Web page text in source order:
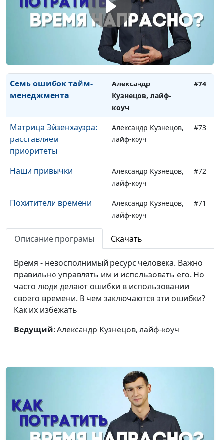
Планирование целей на
Александр Кузнецов,
лайф-коуч
#76
не ошибиться?
Александр Кузнецов,
лайф-коуч
Семь ошибок тайм-
менеджмента
Александр
Кузнецов, лайф-
коуч
#74
Матрица Эйзенхауэра:
расставляем
приоритеты
Александр Кузнецов,
лайф-коуч
#73
Наши привычки
Александр Кузнецов,
лайф-коуч
#72
Похитители времени
Александр Кузнецов,
лайф-коуч
#71
Справиться с
прокрастинацией
Александр Кузнецов,
лайф-коуч
Как найти баланс в
жизни?
Александр Кузнецов,
лайф-коуч
#69
Мне лень! Что делать?
Александр Кузнецов,
#68
Где найти
Александр Кузнецов,
Александр Кузнецов,
лайф-коуч
Цели: от постановки до
достижения
Александр Кузнецов,
лайф-коуч
Принцип 80/20
Александр Кузнецов,
#64
Описание програмы Скачать
Время - невосполнимый ресурс человека. Важно
правильно управлять им и использовать его. Но
часто люди делают ошибки в использовании
своего времени. В чем заключаются эти ошибки?
Как их избежать
Ведущий: Александр Кузнецов, лайф-коуч